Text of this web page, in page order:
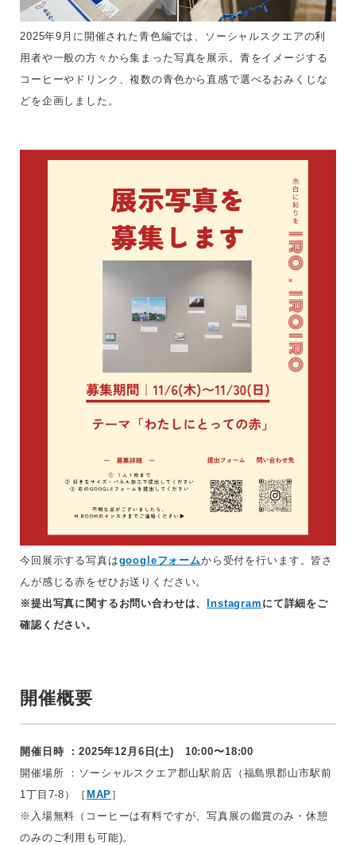
2025年9月に開催された青色編では、ソーシャルスクエアの利
用者や一般の方々から集まった写真を展示。青をイメージする
コーヒーやドリンク、複数の青色から直感で選べるおみくじな
どを企画しました。
今回展示する写真はgoogleフォームから受付を行います。皆さ
んが感じる赤をぜひお送りください。
※提出写真に関するお問い合わせは、
Instagram にて詳細をご
確認ください。
開催概要
開催日時 ：2025年12月6日(土) 10:00〜18:00
開催場所 ：ソーシャルスクエア郡山駅前店（福島県郡山市駅前
1丁目7-8）［ MAP ］
※入場無料（コーヒーは有料ですが、写真展の鑑賞のみ・休憩
のみのご利用も可能)。